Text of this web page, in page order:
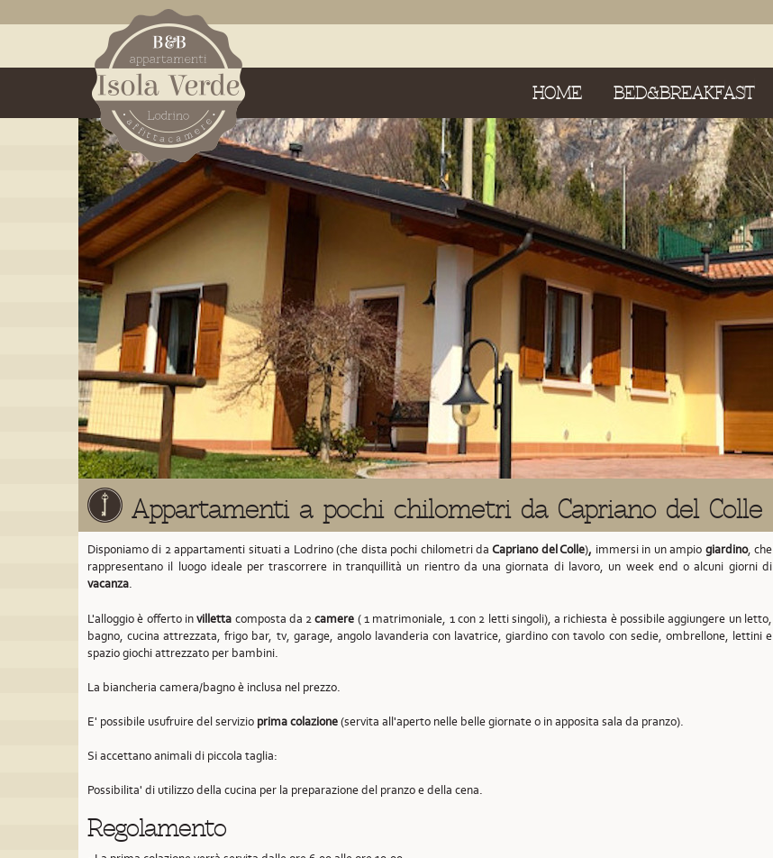
HOME BED&BREAKFAST
Appartamenti a pochi chilometri da Capriano del Colle
Disponiamo di 2 appartamenti situati a Lodrino (che dista pochi chilometri da Capriano del Colle), immersi in un ampio giardino, che
rappresentano il luogo ideale per trascorrere in tranquillità un rientro da una giornata di lavoro, un week end o alcuni giorni di
vacanza.
L'alloggio è offerto invilletta composta da 2camere ( 1 matrimoniale, 1 con 2 letti singoli), a richiesta è possibile aggiungere un letto,
bagno, cucina attrezzata, frigo bar, tv, garage, angolo lavanderia con lavatrice, giardino con tavolo con sedie, ombrellone, lettini e
spazio giochi attrezzato per bambini.
La biancheria camera/bagno è inclusa nel prezzo.
E' possibile usufruire del servizio prima colazione(servita all'aperto nelle belle giornate o in apposita sala da pranzo).
Si accettano animali di piccola taglia:
Possibilita' di utilizzo della cucina per la preparazione del pranzo e della cena.
Regolamento